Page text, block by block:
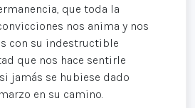
que toda la
nos anima y nos
con su indestructible
que nos hace sentirle
jamás se hubiese dado
en su camino.